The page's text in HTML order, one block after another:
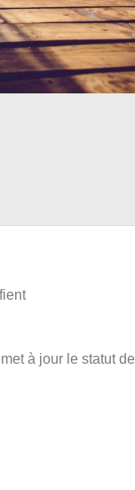
à jour le statut de